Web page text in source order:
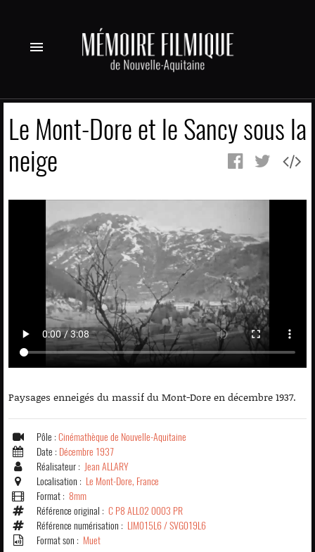
menu
Le Mont-Dore et le Sancy sous la
neige
Paysages enneigés du massif du Mont-Dore en décembre 1937.
Pôle : Cinémathèque de Nouvelle-Aquitaine
Date : Décembre 1937
Réalisateur : Jean ALLARY
Localisation : Le Mont-Dore, France
Format : 8mm
Référence original : C P8 ALL02 0003 PR
Référence numérisation : LIM015L6 / SVG019L6
Format son : Muet